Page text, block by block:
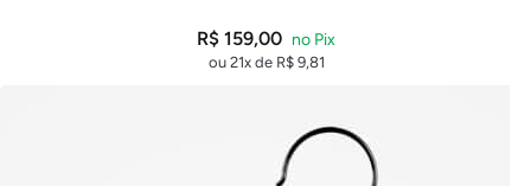
R$159,00
ou 21x de R$9,81